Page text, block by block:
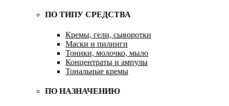
ПО ТИПУ СРЕДСТВА
Кремы, гели, сыворотки
Маски и пилинги
Тоники, молочко, мыло
Концентраты и ампулы
Тональные кремы
ПО НАЗНАЧЕНИЮ